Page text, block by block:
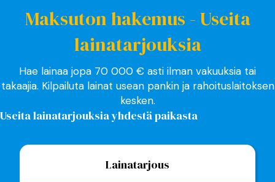
Maksuton hakemus - Useita
lainatarjouksia
Hae lainaa jopa 70 000 € asti ilman vakuuksia tai
takaajia. Kilpailuta lainat usean pankin ja rahoituslaitoksen
kesken.
Useita lainatarjouksia yhdestä paikasta
Lainatarjous